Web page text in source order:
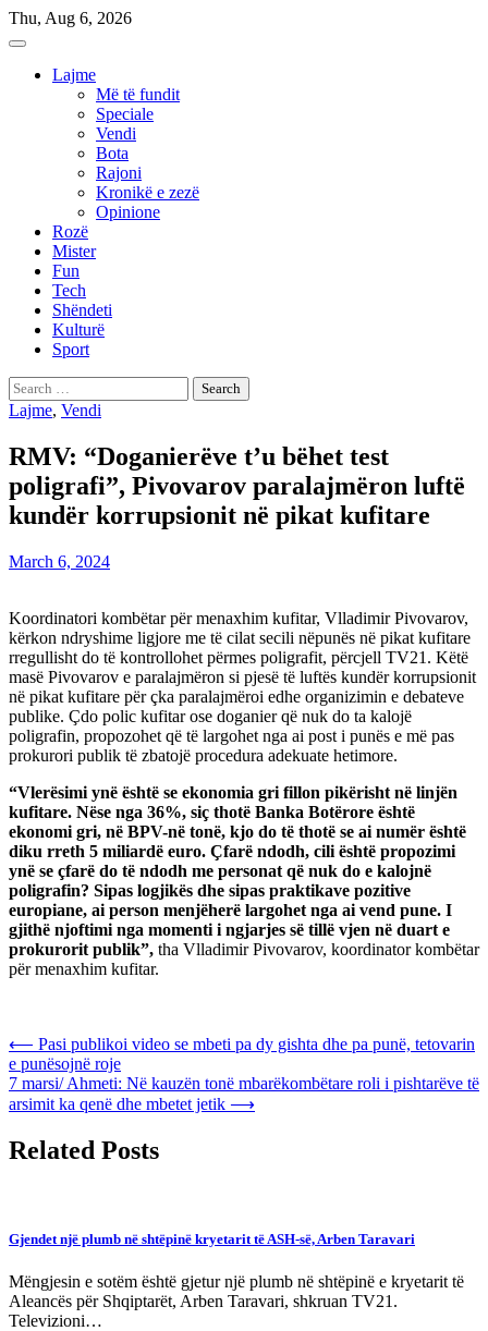
Skip
to
Thu, Aug 6, 2026
Lajme
Më të fundit
Speciale
Vendi
Bota
Rajoni
Kronikë e zezë
Opinione
Rozë
Mister
Fun
Tech
Shëndeti
Kulturë
Sport
Search
for:
Lajme, Vendi
RMV: “Doganierëve t’u bëhet test
poligrafi”, Pivovarov paralajmëron luftë
kundër korrupsionit në pikat kufitare
March 6, 2024
Koordinatori kombëtar për menaxhim kufitar, Vlladimir Pivovarov,
kërkon ndryshime ligjore me të cilat secili nëpunës në pikat kufitare
rregullisht do të kontrollohet përmes poligrafit, përcjell TV21. Këtë
masë Pivovarov e paralajmëron si pjesë të luftës kundër korrupsionit
në pikat kufitare për çka paralajmëroi edhe organizimin e debateve
publike. Çdo polic kufitar ose doganier që nuk do ta kalojë
poligrafin, propozohet që të largohet nga ai post i punës e më pas
prokurori publik të zbatojë procedura adekuate hetimore.
“Vlerësimi ynë është se ekonomia gri fillon pikërisht në linjën
kufitare. Nëse nga 36%, siç thotë Banka Botërore është
ekonomi gri, në BPV-në tonë, kjo do të thotë se ai numër është
diku rreth 5 miliardë euro. Çfarë ndodh, cili është propozimi
ynë se çfarë do të ndodh me personat që nuk do e kalojnë
poligrafin? Sipas logjikës dhe sipas praktikave pozitive
europiane, ai person menjëherë largohet nga ai vend pune. I
gjithë njoftimi nga momenti i ngjarjes së tillë vjen në duart e
prokurorit publik”, tha Vlladimir Pivovarov, koordinator kombëtar
për menaxhim kufitar.
Post
navigation
⟵ Pasi publikoi video se mbeti pa dy gishta dhe pa punë, tetovarin
e punësojnë roje
7 marsi/ Ahmeti: Në kauzën tonë mbarëkombëtare roli i pishtarëve të
arsimit ka qenë dhe mbetet jetik ⟶
Related Posts
Gjendet një plumb në shtëpinë kryetarit të ASH-së, Arben Taravari
Mëngjesin e sotëm është gjetur një plumb në shtëpinë e kryetarit të
Aleancës për Shqiptarët, Arben Taravari, shkruan TV21.
Televizioni…